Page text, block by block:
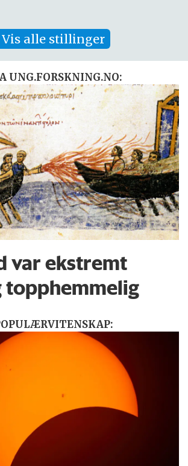
Vis alle stillinger
UNG.FORSKNING.NO:
var ekstremt
topphemmelig